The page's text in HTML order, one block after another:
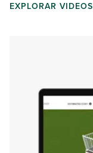
EXPLORAR VIDEOS